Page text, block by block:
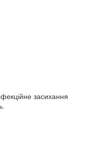
засихання